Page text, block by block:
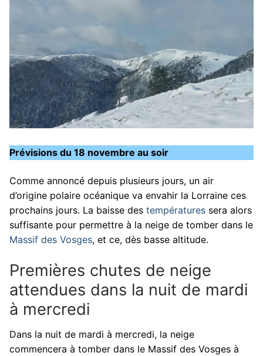
Prévisions du 18 novembre au soir
Comme annoncé depuis plusieurs jours, un air
d’origine polaire océanique va envahir la Lorraine ces
prochains jours. La baisse des températures sera alors
suffisante pour permettre à la neige de tomber dans le
Massif des Vosges, et ce, dès basse altitude.
Premières chutes de neige
attendues dans la nuit de mardi
à mercredi
Dans la nuit de mardi à mercredi, la neige
commencera à tomber dans le Massif des Vosges à